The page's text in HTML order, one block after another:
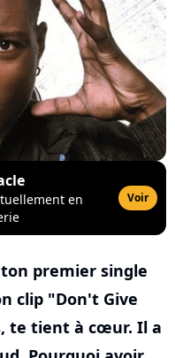
en
Voir
premier single
clip "Don't Give
te tient à cœur. Il a